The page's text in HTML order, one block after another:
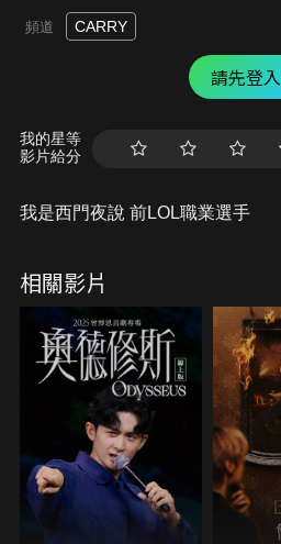
頻道 CARRY
請先登入
我的星等
影片給分
我是西門夜說 前LOL職業選手
相關影片